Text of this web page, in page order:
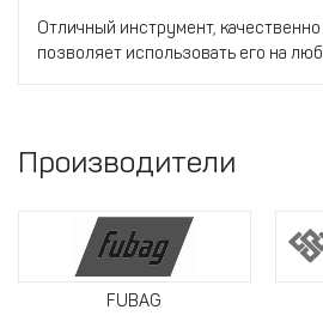
Отличный инструмент,
позволяет использовать его на
Производители
FUBAG